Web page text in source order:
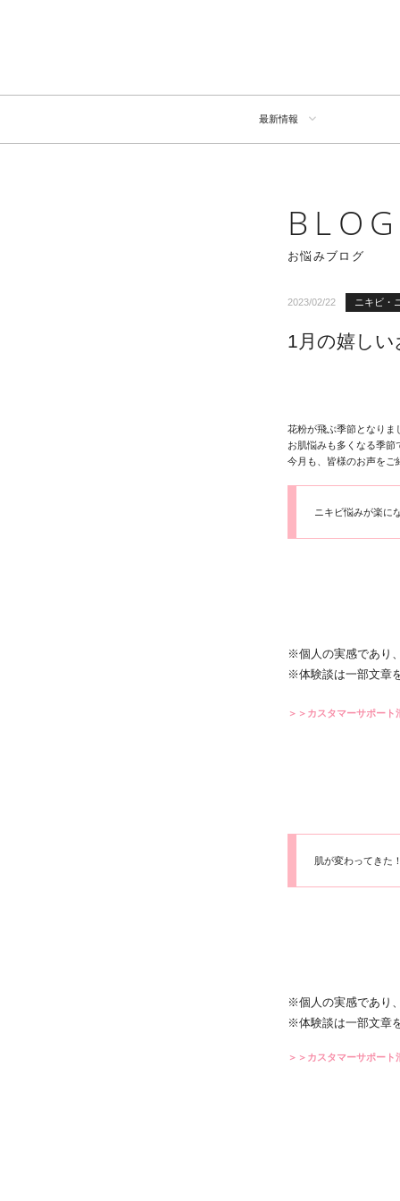
最新情報
BLOG
お悩みブログ
2023/02/22 ニキビ・
1月の嬉し
花粉が飛ぶ季節となりま
お肌悩みも多くなる季
今月も、皆様のお声をご
ニキビ悩みが楽に
※個人の実感であり
※体験談は一部文章
＞＞カスタマーサポート
肌が変わってきた
※個人の実感であり
※体験談は一部文章
＞＞カスタマーサポート